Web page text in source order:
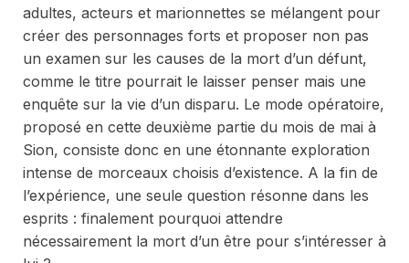
adultes, acteurs et marionnettes se mélangent pour
créer des personnages forts et proposer non pas
un examen sur les causes de la mort d’un défunt,
comme le titre pourrait le laisser penser mais une
enquête sur la vie d’un disparu. Le mode opératoire,
proposé en cette deuxième partie du mois de mai à
Sion, consiste donc en une étonnante exploration
intense de morceaux choisis d’existence. A la fin de
l’expérience, une seule question résonne dans les
esprits : finalement pourquoi attendre
nécessairement la mort d’un être pour s’intéresser à